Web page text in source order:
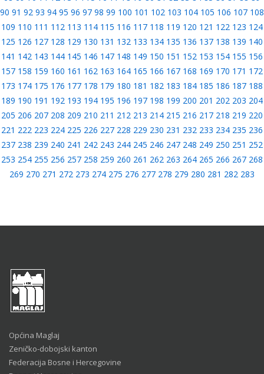
90 91 92 93 94 95 96 97 98 99 100 101 102 103 104 105 106 107 108
109 110 111 112 113 114 115 116 117 118 119 120 121 122 123 124
125 126 127 128 129 130 131 132 133 134 135 136 137 138 139 140
141 142 143 144 145 146 147 148 149 150 151 152 153 154 155 156
157 158 159 160 161 162 163 164 165 166 167 168 169 170 171 172
173 174 175 176 177 178 179 180 181 182 183 184 185 186 187 188
189 190 191 192 193 194 195 196 197 198 199 200 201 202 203 204
205 206 207 208 209 210 211 212 213 214 215 216 217 218 219 220
221 222 223 224 225 226 227 228 229 230 231 232 233 234 235 236
237 238 239 240 241 242 243 244 245 246 247 248 249 250 251 252
253 254 255 256 257 258 259 260 261 262 263 264 265 266 267 268
269 270 271 272 273 274 275 276 277 278 279 280 281 282 283
Općina Maglaj
Zeničko-dobojski kanton
Federacija Bosne i Hercegovine